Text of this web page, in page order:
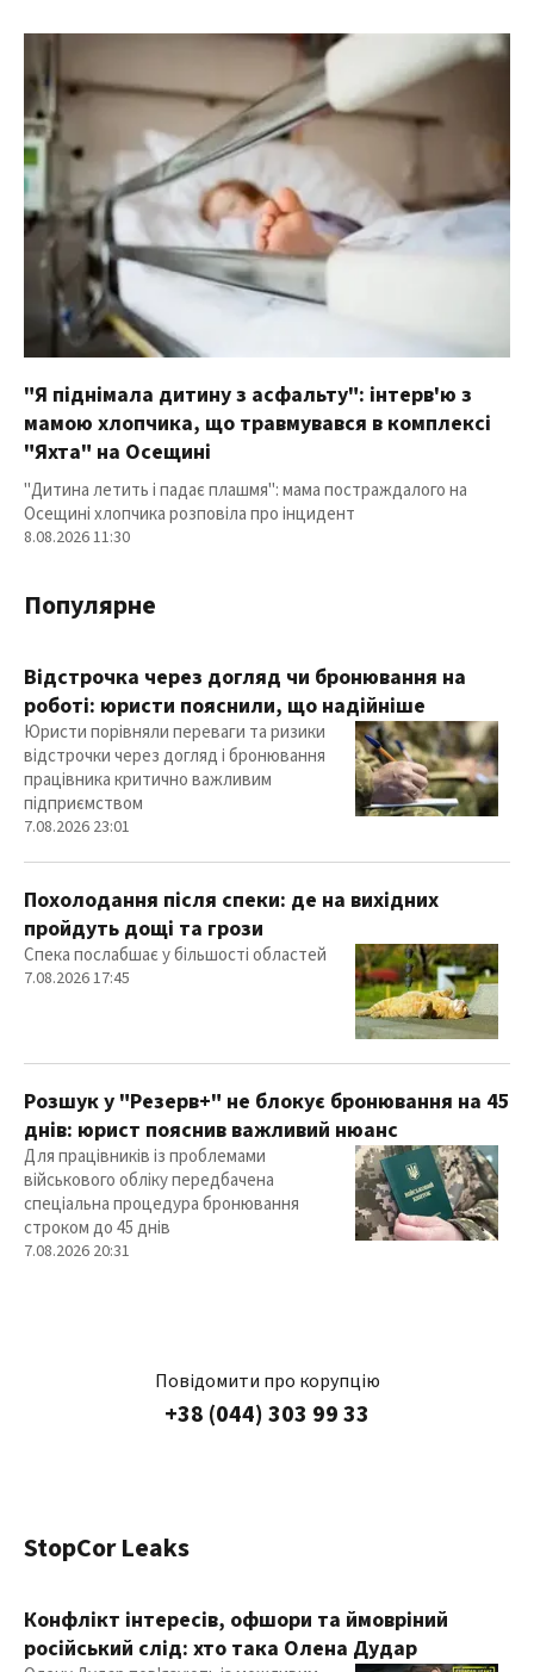
"Я піднімала дитину з асфальту": інтерв'ю з
мамою хлопчика, що травмувався в комплексі
"Яхта" на Осещині
"Дитина летить і падає плашмя": мама постраждалого на
Осещині хлопчика розповіла про інцидент
8.08.2026 11:30
Популярне
Відстрочка через догляд чи бронювання на
роботі: юристи пояснили, що надійніше
Юристи порівняли переваги та ризики
відстрочки через догляд і бронювання
працівника критично важливим
підприємством
7.08.2026 23:01
Похолодання після спеки: де на вихідних
пройдуть дощі та грози
Спека послабшає у більшості областей
7.08.2026 17:45
Розшук у "Резерв+" не блокує бронювання на 45
днів: юрист пояснив важливий нюанс
Для працівників із проблемами
військового обліку передбачена
спеціальна процедура бронювання
строком до 45 днів
7.08.2026 20:31
Повідомити про корупцію
+38 (044) 303 99 33
StopCor Leaks
Конфлікт інтересів, офшори та ймовріний
російський слід: хто така Олена Дудар